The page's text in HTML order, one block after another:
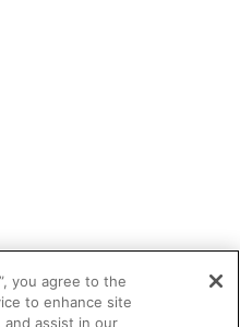
you agree to the
to enhance site
and assist in our